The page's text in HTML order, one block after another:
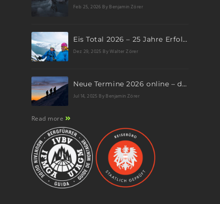
Feb 25, 2026 By Benjamin Zörer
Eis Total 2026 – 25 Jahre Erfolgsgeschichte im steilen Eis
Dez 29, 2025 By Walter Zörer
Neue Termine 2026 online – dein nächstes Abenteuer wartet!
Jul 14, 2025 By Benjamin Zörer
Read more